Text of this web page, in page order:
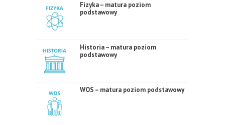
Fizyka – matura poziom
podstawowy
Historia – matura poziom
podstawowy
WOS – matura poziom podstawowy